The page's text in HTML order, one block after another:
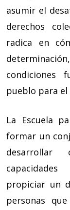
asumir el
derechos
radica en
condiciones
pueblo para el
La Escuela
formar un
desarrollar
propiciar un
personas